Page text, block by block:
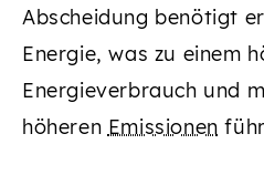
Abscheidung benötigt
Energie, was zu einem
Energieverbrauch und
höheren Emissionen